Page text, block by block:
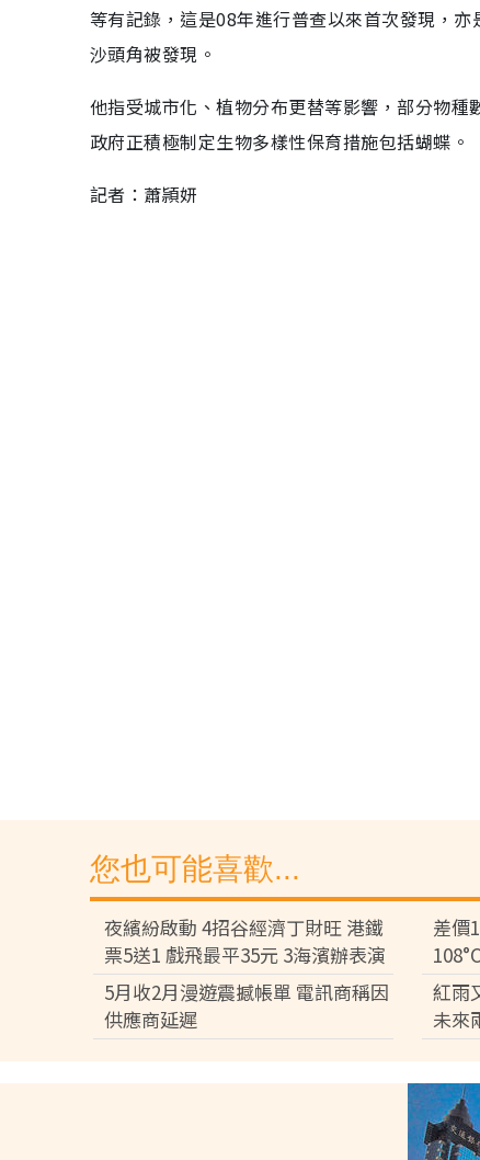
等有記錄，這是08年進行普查以來首次發現，
沙頭角被發現。
他指受城市化、植物分布更替等影響，部分物種
政府正積極制定生物多樣性保育措施包括蝴蝶。
記者：蕭頴妍
您也可能喜歡...
夜繽紛啟動 4招谷經濟丁財旺 港鐵
票5送1 戲飛最平35元 3海濱辦表演
差價
差逾
5月收2月漫遊震撼帳單 電訊商稱因
供應商延遲
紅雨
未來